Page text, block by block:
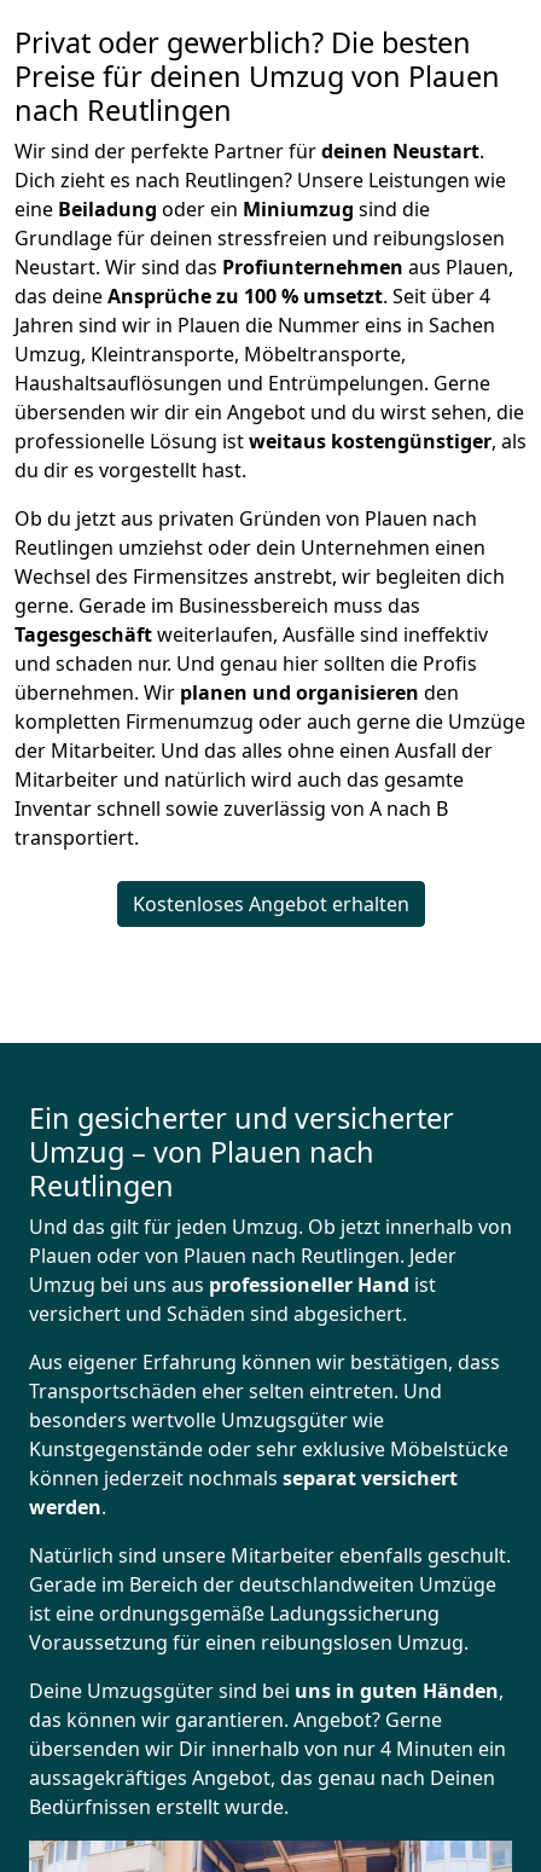
Privat oder gewerblich? Die besten
Preise für deinen Umzug von Plauen
nach Reutlingen
Wir sind der perfekte Partner fürdeinen Neustart.
Dich zieht es nach Reutlingen? Unsere Leistungen wie
eine Beiladung oder ein Miniumzug sind die
Grundlage für deinen stressfreien und reibungslosen
Neustart. Wir sind das Profiunternehmen aus Plauen,
das deineAnsprüche zu 100 % umsetzt. Seit über 4
Jahren sind wir in Plauen die Nummer eins in Sachen
Umzug, Kleintransporte, Möbeltransporte,
Haushaltsauflösungen und Entrümpelungen. Gerne
übersenden wir dir ein Angebot und du wirst sehen, die
professionelle Lösung istweitaus kostengünstiger, als
du dir es vorgestellt hast.
Ob du jetzt aus privaten Gründen von Plauen nach
Reutlingen umziehst oder dein Unternehmen einen
Wechsel des Firmensitzes anstrebt, wir begleiten dich
gerne. Gerade im Businessbereich muss das
Tagesgeschäftweiterlaufen, Ausfälle sind ineffektiv
und schaden nur. Und genau hier sollten die Profis
übernehmen. Wir planen und organisieren den
kompletten Firmenumzug oder auch gerne die Umzüge
der Mitarbeiter. Und das alles ohne einen Ausfall der
Mitarbeiter und natürlich wird auch das gesamte
Inventar schnell sowie zuverlässig von A nach B
transportiert.
Kostenloses Angebot erhalten
Ein gesicherter und versicherter
Umzug – von Plauen nach
Reutlingen
Und das gilt für jeden Umzug. Ob jetzt innerhalb von
Plauen oder von Plauen nach Reutlingen. Jeder
Umzug bei uns aus professioneller Hand ist
versichert und Schäden sind abgesichert.
Aus eigener Erfahrung können wir bestätigen, dass
Transportschäden eher selten eintreten. Und
besonders wertvolle Umzugsgüter wie
Kunstgegenstände oder sehr exklusive Möbelstücke
können jederzeit nochmals separat versichert
werden.
Natürlich sind unsere Mitarbeiter ebenfalls geschult.
Gerade im Bereich der deutschlandweiten Umzüge
ist eine ordnungsgemäße Ladungssicherung
Voraussetzung für einen reibungslosen Umzug.
Deine Umzugsgüter sind bei uns in guten Händen,
das können wir garantieren. Angebot? Gerne
übersenden wir Dir innerhalb von nur 4 Minuten ein
aussagekräftiges Angebot, das genau nach Deinen
Bedürfnissen erstellt wurde.